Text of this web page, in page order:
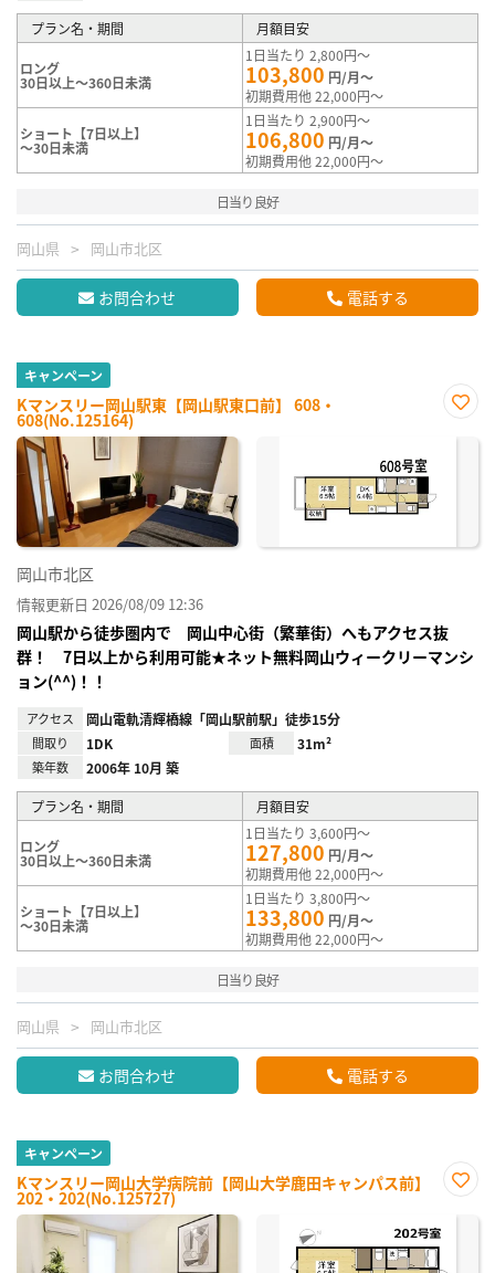
プラン名・期間 月額目安
ロング
30日以上～360日未満
1日当たり 2,800円～
103,800 円/月～
初期費用他 22,000円～
ショート【7日以上】
～30日未満
1日当たり 2,900円～
106,800 円/月～
初期費用他 22,000円～
日当り良好
岡山県 岡山市北区
お問合わせ 電話する
キャンペーン
Kマンスリー岡山駅東【岡山駅東口前】 608・
608(No.125164)
に入
岡山市北区
情報更新日 2026/08/09 12:36
岡山駅から徒歩圏内で 岡山中心街（繁華街）へもアクセス抜
群！ 7日以上から利用可能★ネット無料岡山ウィークリーマンシ
ョン(^^)！！
アクセス 岡山電軌清輝橋線「岡山駅前駅」徒歩15分
間取り 1DK 面積 31m²
築年数 2006年 10月 築
プラン名・期間 月額目安
ロング
30日以上～360日未満
1日当たり 3,600円～
127,800 円/月～
初期費用他 22,000円～
ショート【7日以上】
～30日未満
1日当たり 3,800円～
133,800 円/月～
初期費用他 22,000円～
日当り良好
岡山県 岡山市北区
お問合わせ 電話する
キャンペーン
Kマンスリー岡山大学病院前【岡山大学鹿田キャンパス前】
202・202(No.125727)
に入